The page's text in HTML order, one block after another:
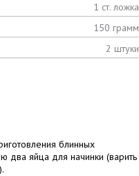
1 ст. ложка
150 грамм
2 штуки
блинных
два яйца для начинки (варить